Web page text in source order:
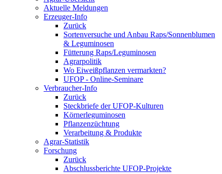
Aktuelle Meldungen
Erzeuger-Info
Zurück
Sortenversuche und Anbau Raps/Sonnenblumen
& Leguminosen
Fütterung Raps/Leguminosen
Agrarpolitik
Wo Eiweißpflanzen vermarkten?
UFOP - Online-Seminare
Verbraucher-Info
Zurück
Steckbriefe der UFOP-Kulturen
Körnerleguminosen
Pflanzenzüchtung
Verarbeitung & Produkte
Agrar-Statistik
Forschung
Zurück
Abschlussberichte UFOP-Projekte